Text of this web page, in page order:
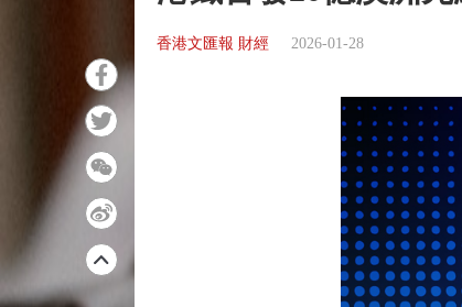
香港文匯報 財經 2026-01-28